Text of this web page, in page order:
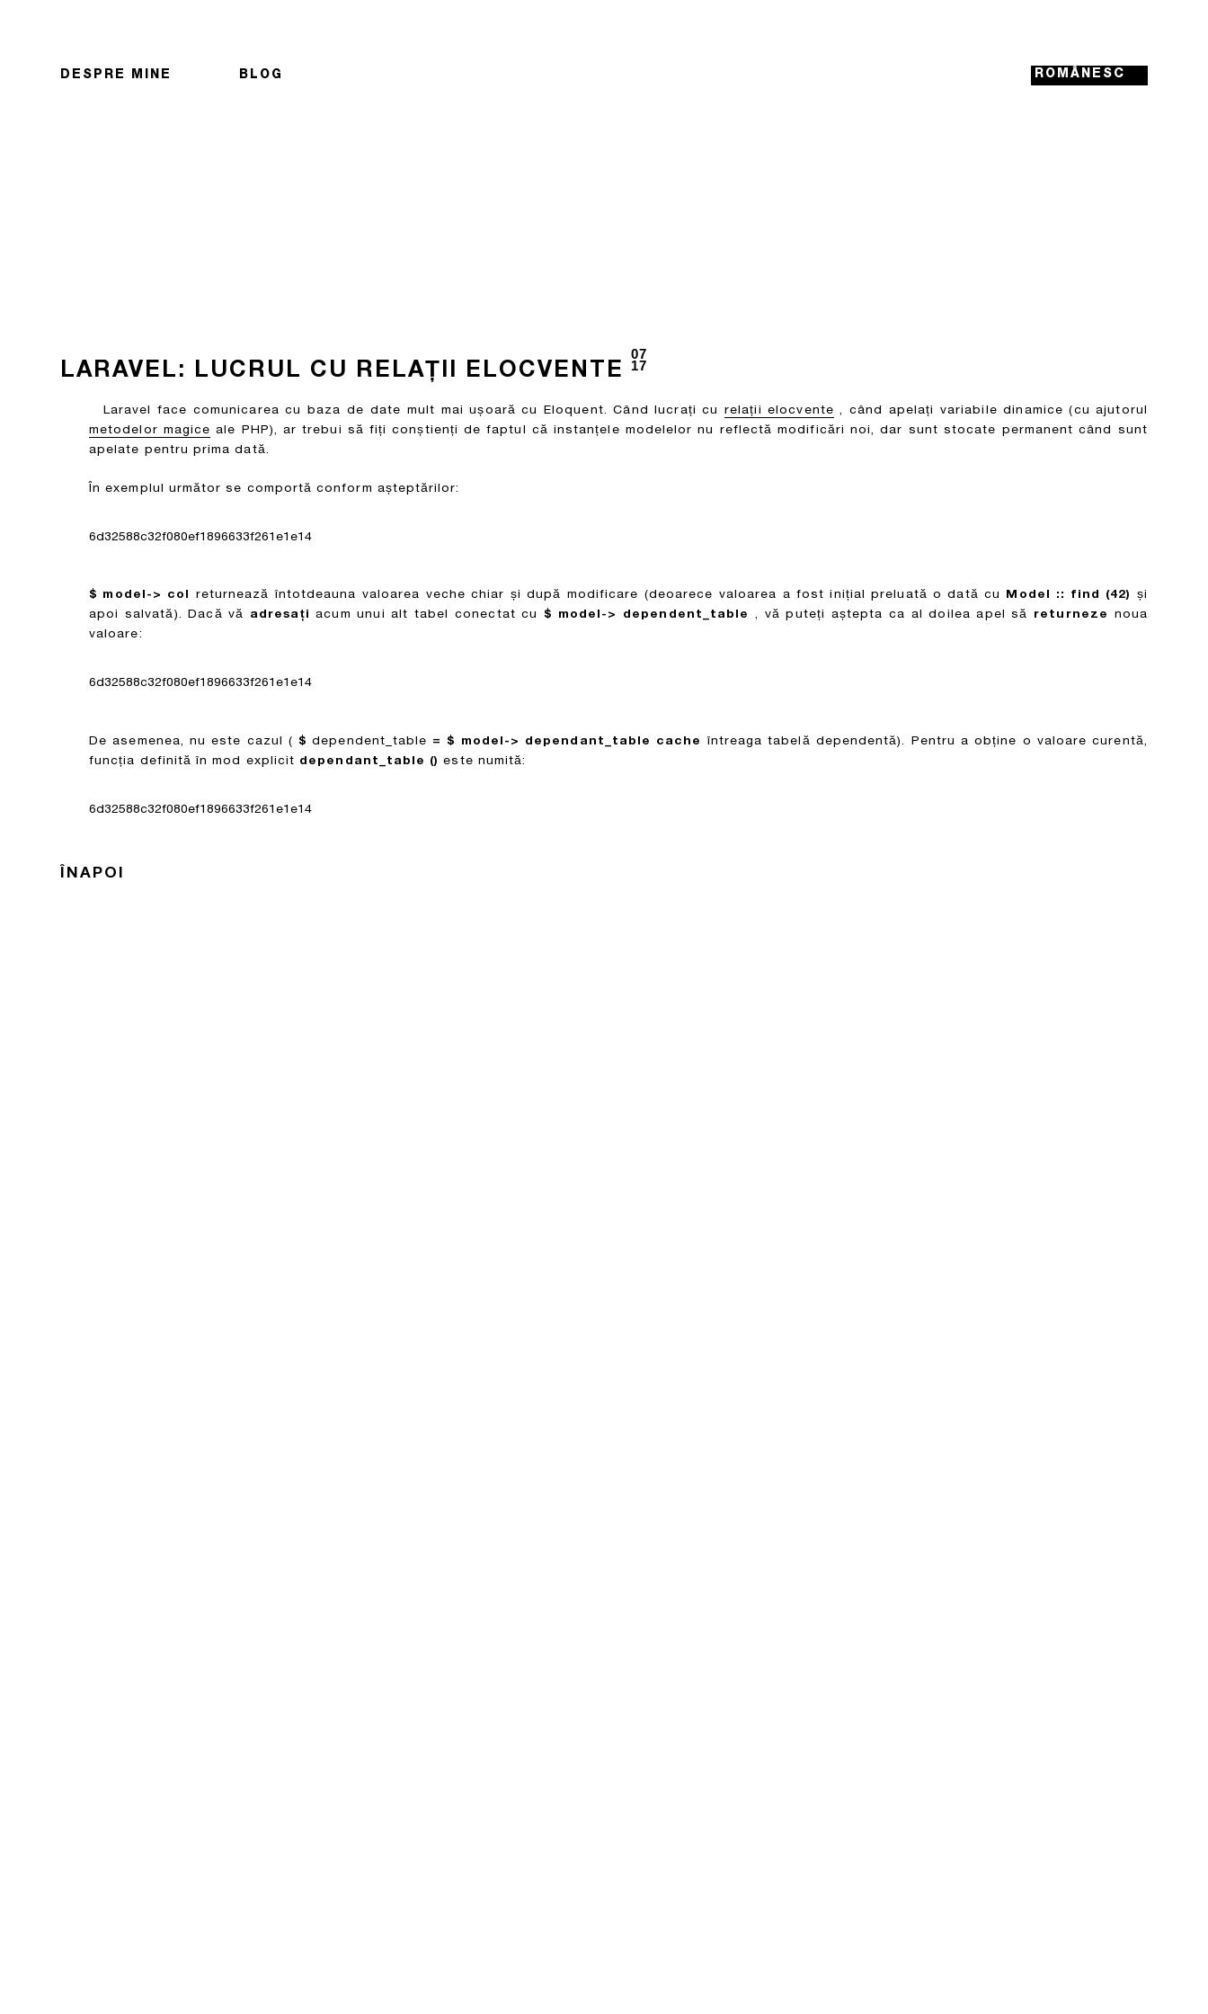
DESPRE MINE BLOG ROMÂNESC
LARAVEL: LUCRUL CU RELAȚII ELOCVENTE
07
17
Laravel face comunicarea cu baza de date mult mai ușoară cu Eloquent. Când lucrați curelații elocvente , când apelați variabile dinamice (cu ajutorul
metodelor magice ale PHP), ar trebui să fiți conștienți de faptul că instanțele modelelor nu reflectă modificări noi, dar sunt stocate permanent când sunt
apelate pentru prima dată.
În exemplul următor se comportă conform așteptărilor:
6d32588c32f080ef1896633f261e1e14
$ model-> col returnează întotdeauna valoarea veche chiar și după modificare (deoarece valoarea a fost inițial preluată o dată cu Model :: find (42)
și
apoi salvată). Dacă vă adresați acum unui alt tabel conectat cu$ model-> dependent_table , vă puteți aștepta ca al doilea apel să returneze
noua
valoare:
6d32588c32f080ef1896633f261e1e14
De asemenea, nu este cazul ($ dependent_table = $ model-> dependant_table cache întreaga tabelă dependentă). Pentru a obține o valoare curentă,
funcția definită în mod explicit dependant_table () este numită:
6d32588c32f080ef1896633f261e1e14
ÎNAPOI